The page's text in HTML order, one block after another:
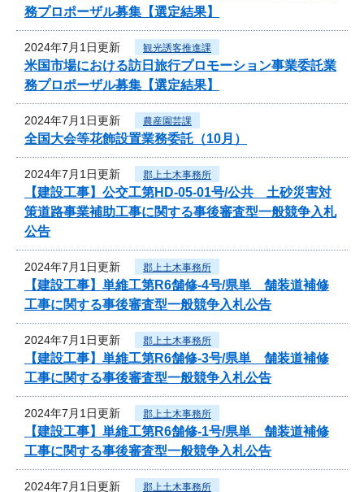
務プロポーザル募集【選定結果】
2024年7月1日更新 観光誘客推進課
米国市場における訪日旅行プロモーション事業委託業
務プロポーザル募集【選定結果】
2024年7月1日更新 農産園芸課
全国大会等花飾設置業務委託（10月）
2024年7月1日更新 郡上土木事務所
【建設工事】公交工第HD-05-01号/公共 土砂災害対
策道路事業補助工事に関する事後審査型一般競争入札
公告
2024年7月1日更新 郡上土木事務所
【建設工事】単維工第R6舗修-4号/県単 舗装道補修
工事に関する事後審査型一般競争入札公告
2024年7月1日更新 郡上土木事務所
【建設工事】単維工第R6舗修-3号/県単 舗装道補修
工事に関する事後審査型一般競争入札公告
2024年7月1日更新 郡上土木事務所
【建設工事】単維工第R6舗修-1号/県単 舗装道補修
工事に関する事後審査型一般競争入札公告
2024年7月1日更新 郡上土木事務所